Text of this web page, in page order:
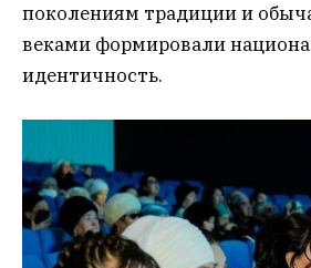
поколениям традиции и
веками формировали
идентичность.